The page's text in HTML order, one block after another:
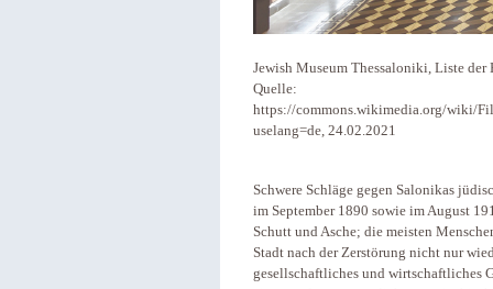
Jewish Museum Thessaloniki, Liste
Quelle:
https://commons.wikimedia.org/wiki/
uselang=de, 24.02.2021
Schwere Schläge gegen Salonikas
im September 1890 sowie im August
Schutt und Asche; die meisten
Stadt nach der Zerstörung nicht nur
gesellschaftliches und wirtschaftliches